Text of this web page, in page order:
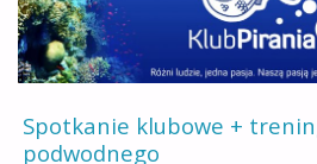
Spotkanie klubowe +
podwodnego